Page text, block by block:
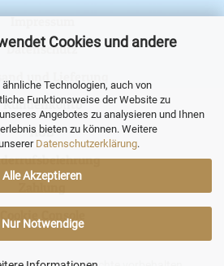
Cookies und andere
Technologien, auch von
Funktionsweise der Website zu
Angebotes zu analysieren und Ihnen
bieten zu können. Weitere
Datenschutzerklärung.
Alle Akzeptieren
Nur Notwendige
Impressum
Datenschutz
Kundenkonto
AGB
Zahlung
Cookie Console